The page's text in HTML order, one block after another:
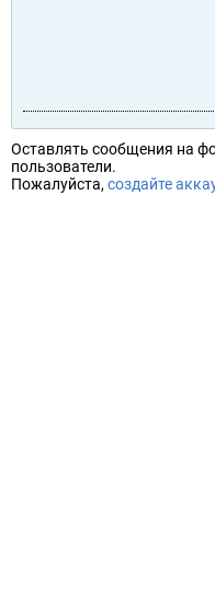
Оставлять сообщения на
пользователи.
Пожалуйста, создайте